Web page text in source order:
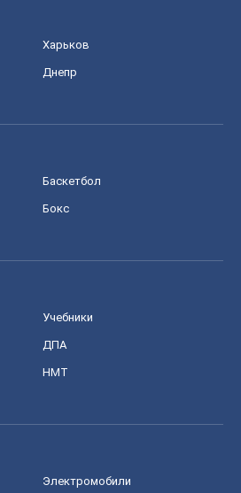
Харьков
Днепр
Баскетбол
Бокс
Учебники
ДПА
НМТ
Электромобили